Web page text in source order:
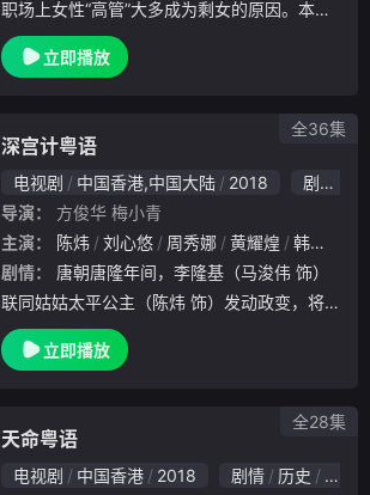
职场上女性“高管”大多成为剩女的原因。本剧
以女性不婚为题材，讲述一对不懂撒娇，但能
干强悍的堂姐妹凌敏（宣萱 饰）、凌禹勤（
立即播放
深宫计粤语
电视剧 中国香港,中国大陆 2018 剧情
导演：
方俊华 梅小青
主演：
陈炜 刘心悠 周秀娜 黄耀煌 韩马利
剧情：
联同姑姑太平公主（陈炜 饰）发动政变，将
蚕食法统的韦皇后（米雪 饰）就地正法，拥
护相王李旦重回大统。看似重归平静的太极深
立即播放
全36集
天命粤语
电视剧 中国香港 2018 剧情 历史 古装
全28集